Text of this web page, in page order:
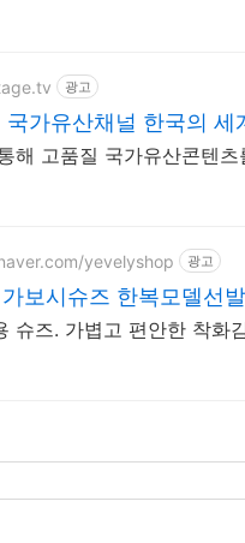
광고
국가유산채널 한국의 세
해 고품질 국가유산콘텐
yevelyshop 광고
보시슈즈 한복모델선
슈즈. 가볍고 편안한 착화